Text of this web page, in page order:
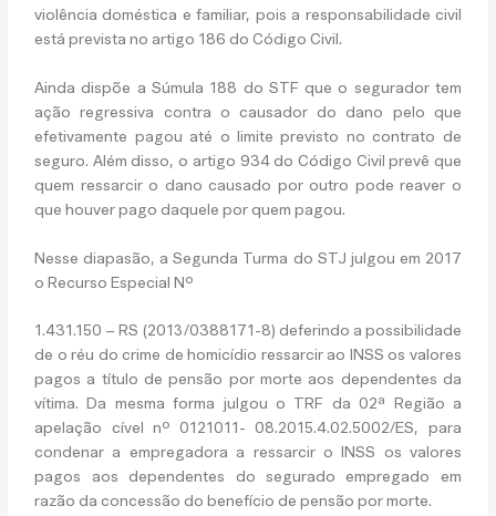
violência doméstica e familiar, pois a responsabilidade civil
está prevista no artigo 186 do Código Civil.
Ainda dispõe a Súmula 188 do STF que o segurador tem
ação regressiva contra o causador do dano pelo que
efetivamente pagou até o limite previsto no contrato de
seguro. Além disso, o artigo 934 do Código Civil prevê que
quem ressarcir o dano causado por outro pode reaver o
que houver pago daquele por quem pagou.
Nesse diapasão, a Segunda Turma do STJ julgou em 2017
o Recurso Especial Nº
1.431.150 – RS (2013/0388171-8) deferindo a possibilidade
de o réu do crime de homicídio ressarcir ao INSS os valores
pagos a título de pensão por morte aos dependentes da
vítima. Da mesma forma julgou o TRF da 02ª Região a
apelação cível nº 0121011- 08.2015.4.02.5002/ES, para
condenar a empregadora a ressarcir o INSS os valores
pagos aos dependentes do segurado empregado em
razão da concessão do benefício de pensão por morte.